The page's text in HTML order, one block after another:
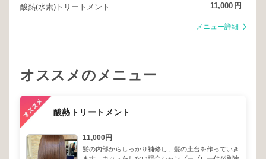
酸熱(水素)トリートメント 11,000 円
メニュー詳細
オススメのメニュー
酸熱トリートメント
11,000円
髪の内部からしっかり補修し、髪の土台を作っていき